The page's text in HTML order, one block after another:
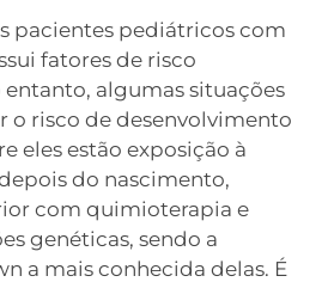
pacientes pediátricos com
fatores de risco
algumas situações
o risco de desenvolvimento
eles estão exposição à
do nascimento,
com quimioterapia e
genéticas, sendo a
a mais conhecida delas. É